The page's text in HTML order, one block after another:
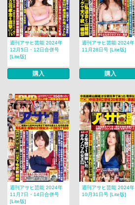
週刊アサヒ芸能 2024年
12月5日・12日合併号
[Lite版]
購入
週刊アサヒ芸能 2024年
11月28日号 [Lite版]
購入
週刊アサヒ芸能 2024年
11月7日・14日合併号
[Lite版]
週刊アサヒ芸能 2024年
10月31日号 [Lite版]